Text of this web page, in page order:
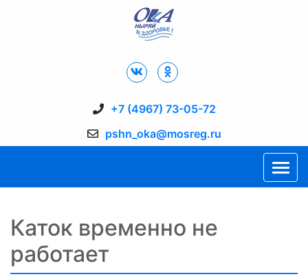
+7 (4967) 73-05-72
pshn_oka@mosreg.ru
Каток временно не
работает